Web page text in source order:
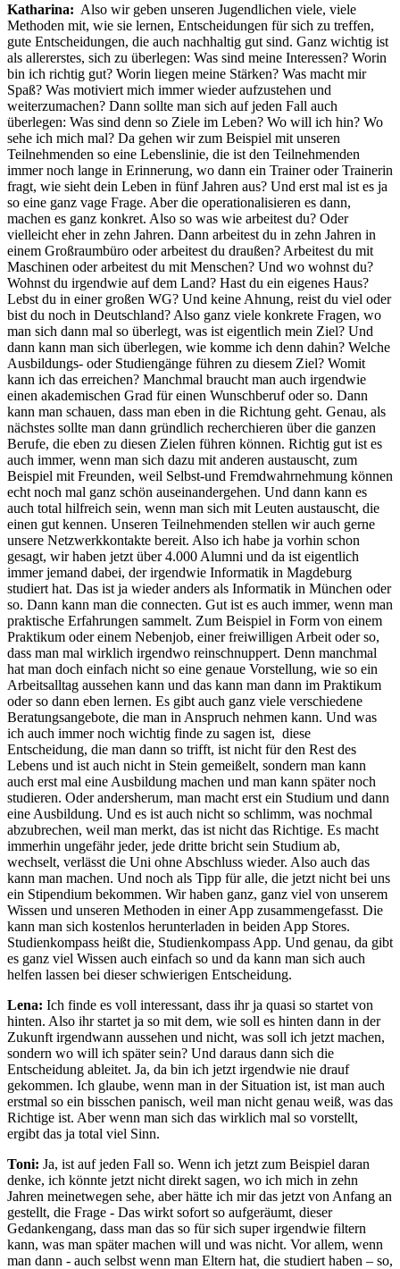
Katharina: Also wir geben unseren Jugendlichen viele, viele
Methoden mit, wie sie lernen, Entscheidungen für sich zu treffen,
gute Entscheidungen, die auch nachhaltig gut sind. Ganz wichtig ist
als allererstes, sich zu überlegen: Was sind meine Interessen? Worin
bin ich richtig gut? Worin liegen meine Stärken? Was macht mir
Spaß? Was motiviert mich immer wieder aufzustehen und
weiterzumachen? Dann sollte man sich auf jeden Fall auch
überlegen: Was sind denn so Ziele im Leben? Wo will ich hin? Wo
sehe ich mich mal? Da gehen wir zum Beispiel mit unseren
Teilnehmenden so eine Lebenslinie, die ist den Teilnehmenden
immer noch lange in Erinnerung, wo dann ein Trainer oder Trainerin
fragt, wie sieht dein Leben in fünf Jahren aus? Und erst mal ist es ja
so eine ganz vage Frage. Aber die operationalisieren es dann,
machen es ganz konkret. Also so was wie arbeitest du? Oder
vielleicht eher in zehn Jahren. Dann arbeitest du in zehn Jahren in
einem Großraumbüro oder arbeitest du draußen? Arbeitest du mit
Maschinen oder arbeitest du mit Menschen? Und wo wohnst du?
Wohnst du irgendwie auf dem Land? Hast du ein eigenes Haus?
Lebst du in einer großen WG? Und keine Ahnung, reist du viel oder
bist du noch in Deutschland? Also ganz viele konkrete Fragen, wo
man sich dann mal so überlegt, was ist eigentlich mein Ziel? Und
dann kann man sich überlegen, wie komme ich denn dahin? Welche
Ausbildungs- oder Studiengänge führen zu diesem Ziel? Womit
kann ich das erreichen? Manchmal braucht man auch irgendwie
einen akademischen Grad für einen Wunschberuf oder so. Dann
kann man schauen, dass man eben in die Richtung geht. Genau, als
nächstes sollte man dann gründlich recherchieren über die ganzen
Berufe, die eben zu diesen Zielen führen können. Richtig gut ist es
auch immer, wenn man sich dazu mit anderen austauscht, zum
Beispiel mit Freunden, weil Selbst-und Fremdwahrnehmung können
echt noch mal ganz schön auseinandergehen. Und dann kann es
auch total hilfreich sein, wenn man sich mit Leuten austauscht, die
einen gut kennen. Unseren Teilnehmenden stellen wir auch gerne
unsere Netzwerkkontakte bereit. Also ich habe ja vorhin schon
gesagt, wir haben jetzt über 4.000 Alumni und da ist eigentlich
immer jemand dabei, der irgendwie Informatik in Magdeburg
studiert hat. Das ist ja wieder anders als Informatik in München oder
so. Dann kann man die connecten. Gut ist es auch immer, wenn man
praktische Erfahrungen sammelt. Zum Beispiel in Form von einem
Praktikum oder einem Nebenjob, einer freiwilligen Arbeit oder so,
dass man mal wirklich irgendwo reinschnuppert. Denn manchmal
hat man doch einfach nicht so eine genaue Vorstellung, wie so ein
Arbeitsalltag aussehen kann und das kann man dann im Praktikum
oder so dann eben lernen. Es gibt auch ganz viele verschiedene
Beratungsangebote, die man in Anspruch nehmen kann. Und was
ich auch immer noch wichtig finde zu sagen ist, diese
Entscheidung, die man dann so trifft, ist nicht für den Rest des
Lebens und ist auch nicht in Stein gemeißelt, sondern man kann
auch erst mal eine Ausbildung machen und man kann später noch
studieren. Oder andersherum, man macht erst ein Studium und dann
eine Ausbildung. Und es ist auch nicht so schlimm, was nochmal
abzubrechen, weil man merkt, das ist nicht das Richtige. Es macht
immerhin ungefähr jeder, jede dritte bricht sein Studium ab,
wechselt, verlässt die Uni ohne Abschluss wieder. Also auch das
kann man machen. Und noch als Tipp für alle, die jetzt nicht bei uns
ein Stipendium bekommen. Wir haben ganz, ganz viel von unserem
Wissen und unseren Methoden in einer App zusammengefasst. Die
kann man sich kostenlos herunterladen in beiden App Stores.
Studienkompass heißt die, Studienkompass App. Und genau, da gibt
es ganz viel Wissen auch einfach so und da kann man sich auch
helfen lassen bei dieser schwierigen Entscheidung.
Lena: Ich finde es voll interessant, dass ihr ja quasi so startet von
hinten. Also ihr startet ja so mit dem, wie soll es hinten dann in der
Zukunft irgendwann aussehen und nicht, was soll ich jetzt machen,
sondern wo will ich später sein? Und daraus dann sich die
Entscheidung ableitet. Ja, da bin ich jetzt irgendwie nie drauf
gekommen. Ich glaube, wenn man in der Situation ist, ist man auch
erstmal so ein bisschen panisch, weil man nicht genau weiß, was das
Richtige ist. Aber wenn man sich das wirklich mal so vorstellt,
ergibt das ja total viel Sinn.
Toni: Ja, ist auf jeden Fall so. Wenn ich jetzt zum Beispiel daran
denke, ich könnte jetzt nicht direkt sagen, wo ich mich in zehn
Jahren meinetwegen sehe, aber hätte ich mir das jetzt von Anfang an
gestellt, die Frage - Das wirkt sofort so aufgeräumt, dieser
Gedankengang, dass man das so für sich super irgendwie filtern
kann, was man später machen will und was nicht. Vor allem, wenn
man dann - auch selbst wenn man Eltern hat, die studiert haben – so,